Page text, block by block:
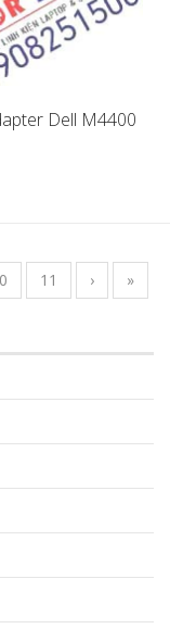
Dell M4400
11 › »